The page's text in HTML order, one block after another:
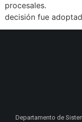
decisión fue
Departamento de